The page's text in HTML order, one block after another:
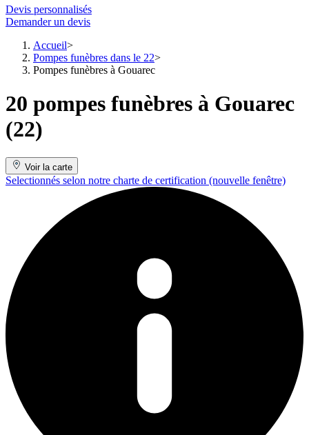
Devis personnalisés
Demander un devis
Accueil
Pompes funèbres dans le 22
Pompes funèbres à Gouarec
20 pompes funèbres à Gouarec
(22)
Voir la carte
Selectionnés selon notre charte de certification (nouvelle fenêtre)